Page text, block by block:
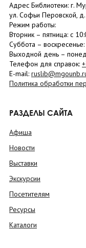
Адрес Библиотеки: г.
ул. Софьи Перовской,
Режим работы:
Вторник – пятница: с
Суббота – воскресенье
Выходной день –
Телефон для справок:
E-mail:
Политика обработки
РАЗДЕЛЫ САЙТА
Афиша
Новости
Выставки
Экскурсии
Посетителям
Ресурсы
Каталоги